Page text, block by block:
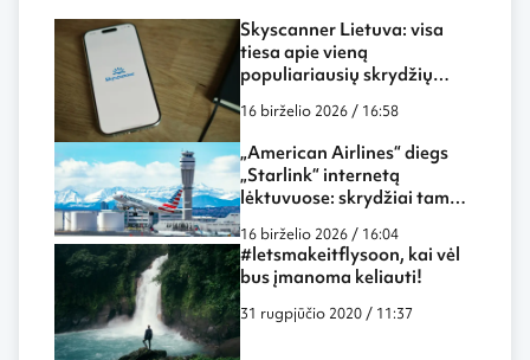
Skyscanner Lietuva: visa
tiesa apie vieną
populiariausių skrydžių
16 birželio 2026 / 16:58
„American Airlines“ diegs
„Starlink“ internetą
lėktuvuose: skrydžiai tampa
dar labiau panašūs į darbą
biure ar namuose
16 birželio 2026 / 16:04
#letsmakeitflysoon, kai vėl
bus įmanoma keliauti!
31 rugpjūčio 2020 / 11:37